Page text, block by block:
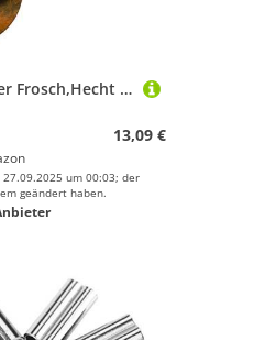
Topwater Köder Frosch,Hecht Köder Frosch,Fischköder Plastik Köder Künstlicher Köder,Köder des Bionischen Nebels 5Pcs / Box,Die Kurbel-Köder-Haken-Gerät-Köder Für Fischen
13,09 €
um 00:03; der
geändert haben.